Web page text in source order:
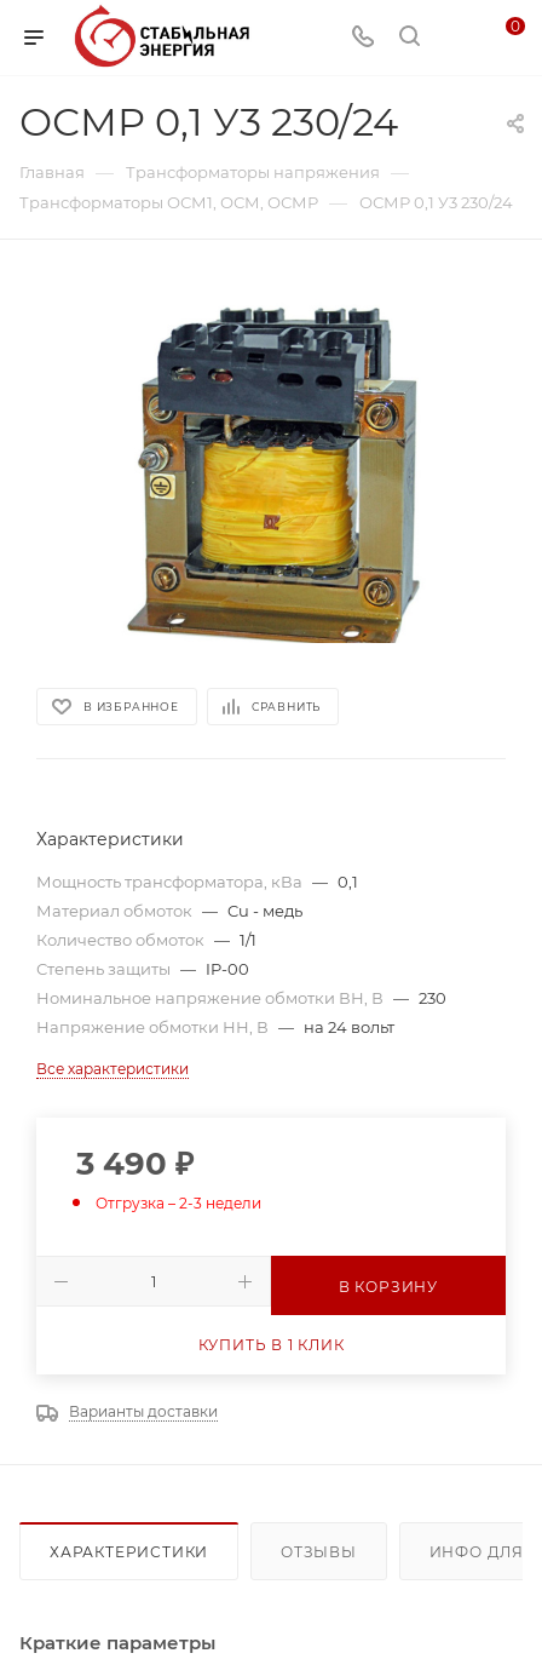
0
ОСМР 0,1 У3 230/24
Главная — Трансформаторы напряжения —
Трансформаторы ОСМ1, ОСМ, ОСМР — ОСМР 0,1 У3 230/24
В ИЗБРАННОЕ СРАВНИТЬ
Характеристики
Мощность трансформатора, кВа — 0,1
Материал обмоток — Cu - медь
Количество обмоток — 1/1
Степень защиты — IP-00
Номинальное напряжение обмотки ВН, В — 230
Напряжение обмотки НН, В — на 24 вольт
Все характеристики
3 490 ₽
Отгрузка – 2-3 недели
В КОРЗИНУ
КУПИТЬ В 1 КЛИК
Варианты доставки
ХАРАКТЕРИСТИКИ ОТЗЫВЫ ИНФО ДЛЯ
Краткие параметры